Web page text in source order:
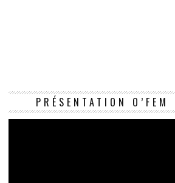
PRÉSENTATION O’FEM